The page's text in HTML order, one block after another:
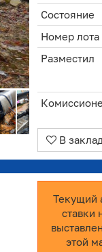
Состояние
Номер лота
Разместил
В
Текущий
ставки
этой